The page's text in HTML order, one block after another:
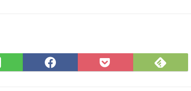
LINE
で
Facebook
で
Pocket
に
Feedly
で